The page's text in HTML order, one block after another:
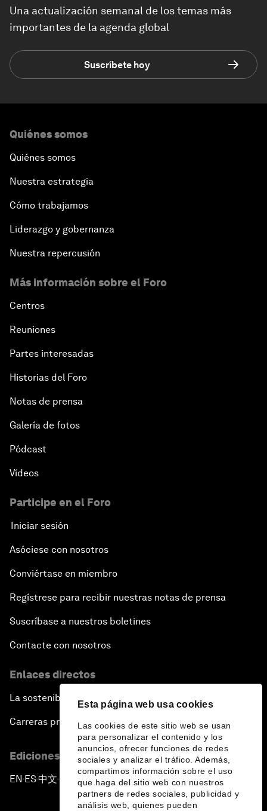
Esta página web usa cookies
Las cookies de este sitio web se usan
para personalizar el contenido y los
anuncios, ofrecer funciones de redes
sociales y analizar el tráfico. Además,
compartimos información sobre el uso
que haga del sitio web con nuestros
partners de redes sociales, publicidad y
análisis web, quienes pueden
Una actualización semanal de los temas más
importantes de la agenda global
Suscríbete hoy
Quiénes somos
Quiénes somos
Nuestra estrategia
Cómo trabajamos
Liderazgo y gobernanza
Nuestra repercusión
Más información sobre el Foro
Centros
Reuniones
Partes interesadas
Historias del Foro
Notas de prensa
Galería de fotos
Pódcast
Vídeos
Participe en el Foro
Iniciar sesión
Asóciese con nosotros
Conviértase en miembro
Regístrese para recibir nuestras notas de prensa
Suscríbase a nuestros boletines
Contacte con nosotros
Enlaces directos
La sostenibilidad en el Foro
Carreras profesionales
Ediciones en otros idiomas
EN ▪ES▪中文▪ 日本語